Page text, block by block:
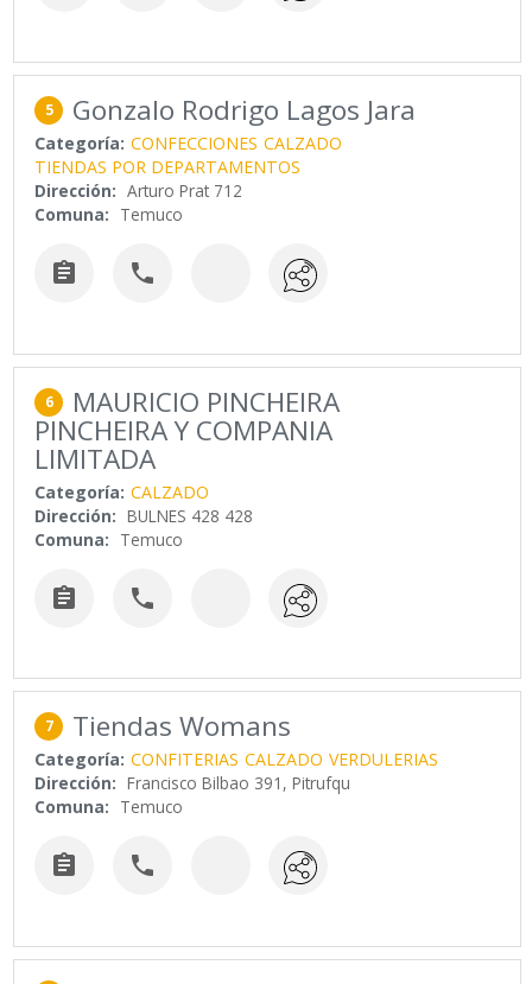
5 Gonzalo Rodrigo Lagos Jara
Categoría: CONFECCIONES CALZADO
TIENDAS POR DEPARTAMENTOS
Dirección: Arturo Prat 712
Comuna: Temuco
 
6 MAURICIO PINCHEIRA
PINCHEIRA Y COMPANIA
LIMITADA
Categoría: CALZADO
Dirección: BULNES 428 428
Comuna: Temuco
 
7 Tiendas Womans
Categoría: CONFITERIAS CALZADO VERDULERIAS
Dirección: Francisco Bilbao 391, Pitrufqu
Comuna: Temuco
 